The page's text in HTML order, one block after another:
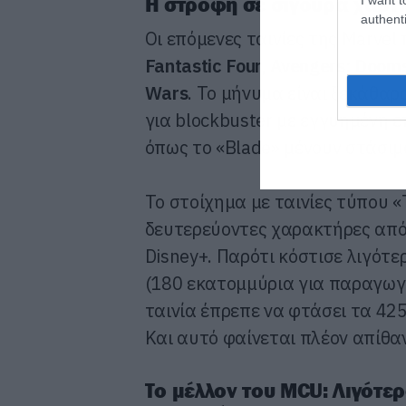
Οι επόμενες ταινίες της
Fantastic Four
Wars. Το μήνυμα είναι
για blockbuster με εγγυημένη
όπως το «Blade» μένουν
Το στοίχημα με ταινίες τύπου
δευτερεύοντες χαρακτήρες
Disney+. Παρότι κόστισε
(180 εκατομμύρια για
ταινία έπρεπε να φτάσει τα
Και αυτό φαίνεται πλέον
Το μέλλον του MCU: